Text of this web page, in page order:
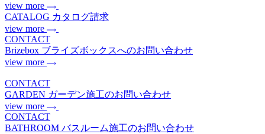
view more
CATALOG カタログ請求
view more
CONTACT
Brizebox ブライズボックスへのお問い合わせ
view more
CONTACT
GARDEN ガーデン施工のお問い合わせ
view more
CONTACT
BATHROOM バスルーム施工のお問い合わせ